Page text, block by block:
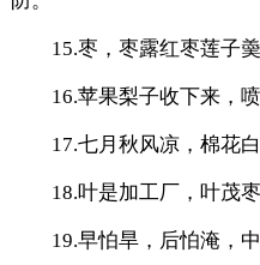
15.枣，枣露红枣莲子羮
16.苹果梨子收下来，
17.七月秋风凉，棉花
18.叶是加工厂，叶茂枣
19.早怕旱，后怕淹，